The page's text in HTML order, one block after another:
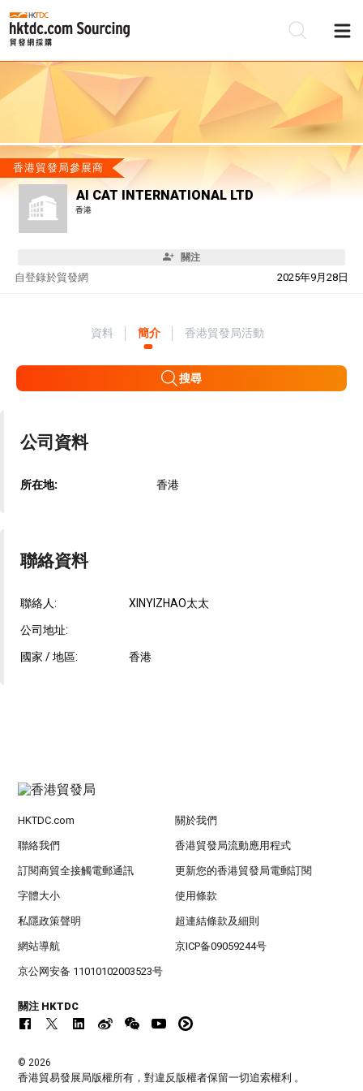
香港貿發局參展商
AI CAT INTERNATIONAL LTD
香港
關注
自 2025年9月28日
登錄於貿發網
資料 簡介 香港貿發局活動
搜尋
公司資料
所在地: 香港
聯絡資料
聯絡人: XINYIZHAO太太
公司地址:
國家 / 地區: 香港
HKTDC.com 關於我們
聯絡我們 香港貿發局流動應用程式
訂閱商貿全接觸電郵通訊 更新您的香港貿發局電郵訂閱
字體大小 使用條款
私隱政策聲明 超連結條款及細則
網站導航 京ICP备09059244号
京公网安备 11010102003523号
關注 HKTDC
© 2026
香港貿易發展局版權所有，對違反版權者保留一切追索權利 。